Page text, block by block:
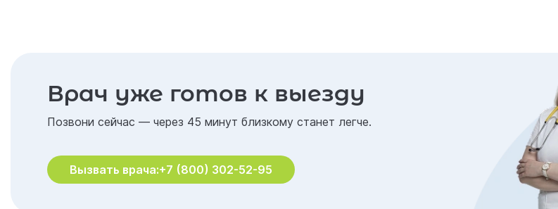
Врач уже готов к выезду
Позвони сейчас — через 45 минут близкому станет легче.
Вызвать врача:+7 (800) 302-52-95